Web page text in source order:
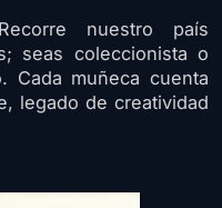
nuestro país
seas coleccionista o
Cada muñeca cuenta
legado de creatividad